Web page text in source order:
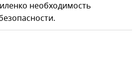
необходимость